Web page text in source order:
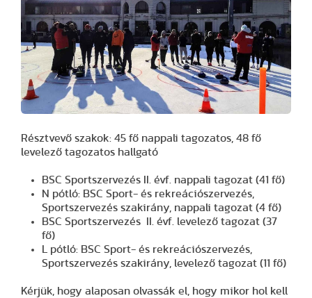
Résztvevő szakok: 45 fő nappali tagozatos, 48 fő
levelező tagozatos hallgató
BSC Sportszervezés II. évf. nappali tagozat (41 fő)
N pótló: BSC Sport- és rekreációszervezés,
Sportszervezés szakirány, nappali tagozat (4 fő)
BSC Sportszervezés II. évf. levelező tagozat (37
fő)
L pótló: BSC Sport- és rekreációszervezés,
Sportszervezés szakirány, levelező tagozat (11 fő)
Kérjük, hogy alaposan olvassák el, hogy mikor hol kell